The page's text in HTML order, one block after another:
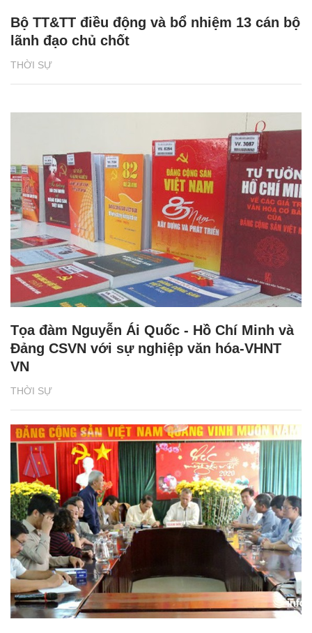
THỜI SỰ
Bộ TT&TT điều động và bổ nhiệm 13 cán bộ
lãnh đạo chủ chốt
THỜI SỰ
Tọa đàm Nguyễn Ái Quốc - Hồ Chí Minh và
Đảng CSVN với sự nghiệp văn hóa-VHNT
VN